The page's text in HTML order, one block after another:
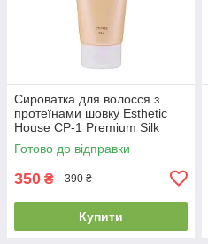
Сироватка для волосся з
протеїнами шовку Esthetic
House CP-1 Premium Silk
Ampoule 150ml
Готово до відправки
350 ₴ 390 ₴
Купити